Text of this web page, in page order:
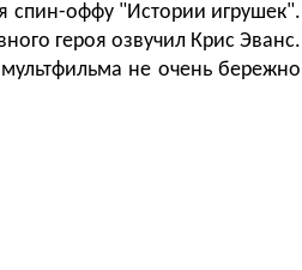
спин-оффу "Истории игрушек".
героя озвучил Крис Эванс.
не очень бережно